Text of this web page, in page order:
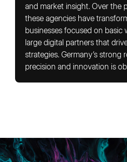
and market insight. Over the
these agencies have
businesses focused on basic
large digital partners that
strategies. Germany’s strong
precision and innovation is